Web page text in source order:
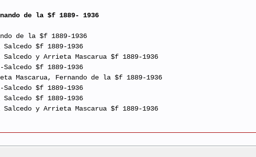
de la $f 1889- 1936
de la $f 1889-1936
Salcedo $f 1889-1936
Salcedo y Arrieta Mascarua $f 1889-1936
Salcedo $f 1889-1936
Mascarua, Fernando de la $f 1889-1936
Salcedo $f 1889-1936
Salcedo $f 1889-1936
Salcedo y Arrieta Mascarua $f 1889-1936